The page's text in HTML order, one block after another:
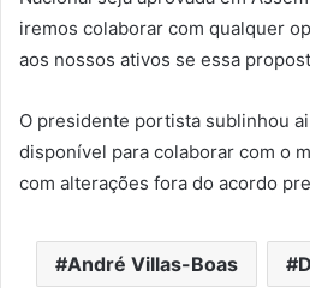
iremos colaborar com qualquer
aos nossos ativos se essa
O presidente portista sublinhou
disponível para colaborar com o
com alterações fora do acordo
André Villas-Boas